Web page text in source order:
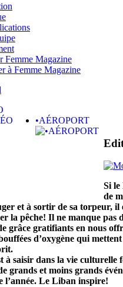
Femme Magazine
à Femme Magazine
•AÉROPORT
Si le
de
et à sortir de sa torpeur, il
la pêche! Il ne manque pas
grâce gratifiants en nous
d’oxygène qui
à saisir dans la vie culturelle
grands et moins grands
l’année. Le Liban inspire!